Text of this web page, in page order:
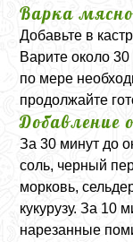
Варка
Добавьте в
Варите около
по мере
продолжайте
Добавление
За 30 минут до
соль, черный
морковь,
кукурузу. За 10
нарезанные